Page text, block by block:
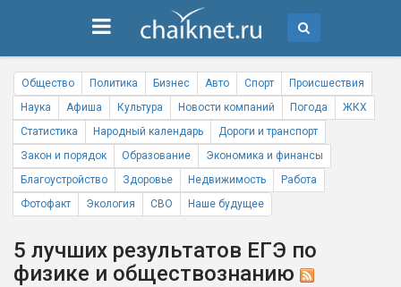
Общество Политика Бизнес Авто Спорт
Происшествия
Наука
Афиша Культура Новости компаний Погода
ЖКХ
Статистика
Народный календарь
Дороги и транспорт
Закон и порядок
Образование
Экономика и финансы
Благоустройство
Здоровье Недвижимость
Работа
Фотофакт
Экология СВО Наше будущее
5 лучших результатов ЕГЭ по
физике и обществознанию